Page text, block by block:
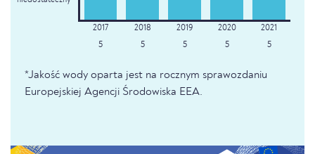
5 5 5 5 5
*Jakość wody oparta jest na rocznym sprawozdaniu
Europejskiej Agencji Środowiska EEA.